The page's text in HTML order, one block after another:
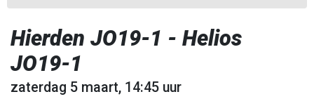
Hierden JO19-1 - Helios
JO19-1
zaterdag 5 maart, 14:45 uur